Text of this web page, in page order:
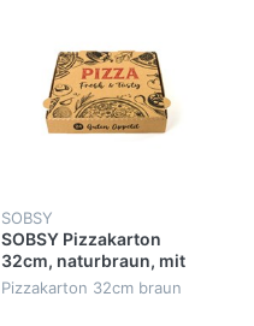
SOBSY
SOBSY Pizzakarton
32cm, naturbraun, mit
Design, VE 100 Stück
Pizzakarton 32cm braun